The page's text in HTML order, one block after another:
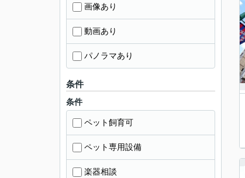
画像あり
動画あり
パノラマあり
条件
条件
ペット飼育可
ペット専用設備
楽器相談